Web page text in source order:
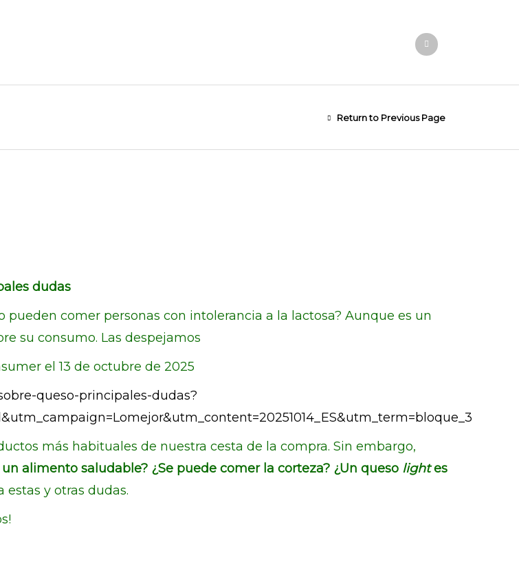
Return to Previous Page
dudas
pueden comer personas con intolerancia a la lactosa? Aunque es un
su consumo. Las despejamos
el 13 de octubre de 2025
queso-principales-dudas?
más habituales de nuestra cesta de la compra. Sin embargo,
un alimento saludable? ¿Se puede comer la corteza? ¿Un queso lightes
estas y otras dudas.